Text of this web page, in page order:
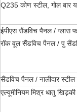
Q235 कोण स्टील, गोल बार
ईपीएस सैंडविच पैनल / ग्लास
रॉक वूल सैंडविच पैनल / पु
सैंडविच पैनल / नालीदार स्टील
एल्यूमीनियम मिश्र धातु